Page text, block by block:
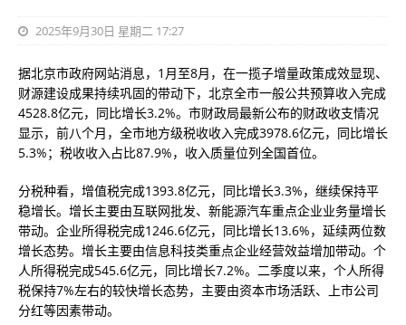
2025年9月30日 星期二 17:27
据北京市政府网站消息，1月至8月，在一揽子增量政策成效显现、
财源建设成果持续巩固的带动下，北京全市一般公共预算收入完成
4528.8亿元，同比增长3.2%。市财政局最新公布的财政收支情况
显示，前八个月，全市地方级税收收入完成3978.6亿元，同比增长
5.3%；税收收入占比87.9%，收入质量位列全国首位。
分税种看，增值税完成1393.8亿元，同比增长3.3%，继续保持平
稳增长。增长主要由互联网批发、新能源汽车重点企业业务量增长
带动。企业所得税完成1246.6亿元，同比增长13.6%，延续两位数
增长态势。增长主要由信息科技类重点企业经营效益增加带动。个
人所得税完成545.6亿元，同比增长7.2%。二季度以来，个人所得
税保持7%左右的较快增长态势，主要由资本市场活跃、上市公司
分红等因素带动。